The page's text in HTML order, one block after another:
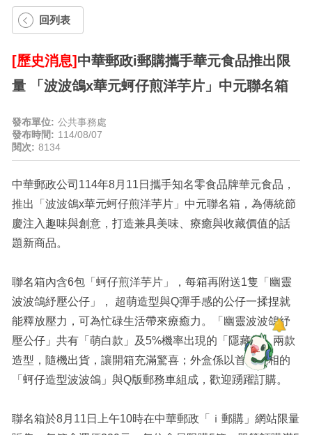
回列表
[歷史消息] 中華郵政i郵購攜手華元食品推出限
量 「波波鴿x華元蚵仔煎洋芋片」中元聯名箱
發布單位: 公共事務處
發布時間: 114/08/07
閱次: 8134
中華郵政公司114年8月11日攜手知名零食品牌華元食品，
推出「波波鴿x華元蚵仔煎洋芋片」中元聯名箱，為傳統節
慶注入趣味與創意，打造兼具美味、療癒與收藏價值的話
題新商品。
聯名箱內含6包「蚵仔煎洋芋片」，每箱再附送1隻「幽靈
波波鴿紓壓公仔」， 超萌造型與Q彈手感的公仔一揉捏就
能釋放壓力，可為忙碌生活帶來療癒力。「幽靈波波鴿紓
壓公仔」共有「萌白款」及5%機率出現的「隱藏款」兩款
造型，隨機出貨，讓開箱充滿驚喜；外盒係以首度亮相的
「蚵仔造型波波鴿」與Q版郵務車組成，歡迎踴躍訂購。
聯名箱於8月11日上午10時在中華郵政「ｉ郵購」網站限量